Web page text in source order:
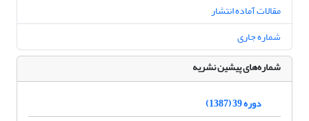
مقالات آماده انتشار
شماره جاری
شماره‌های پیشین نشریه
دوره 39 (1387)